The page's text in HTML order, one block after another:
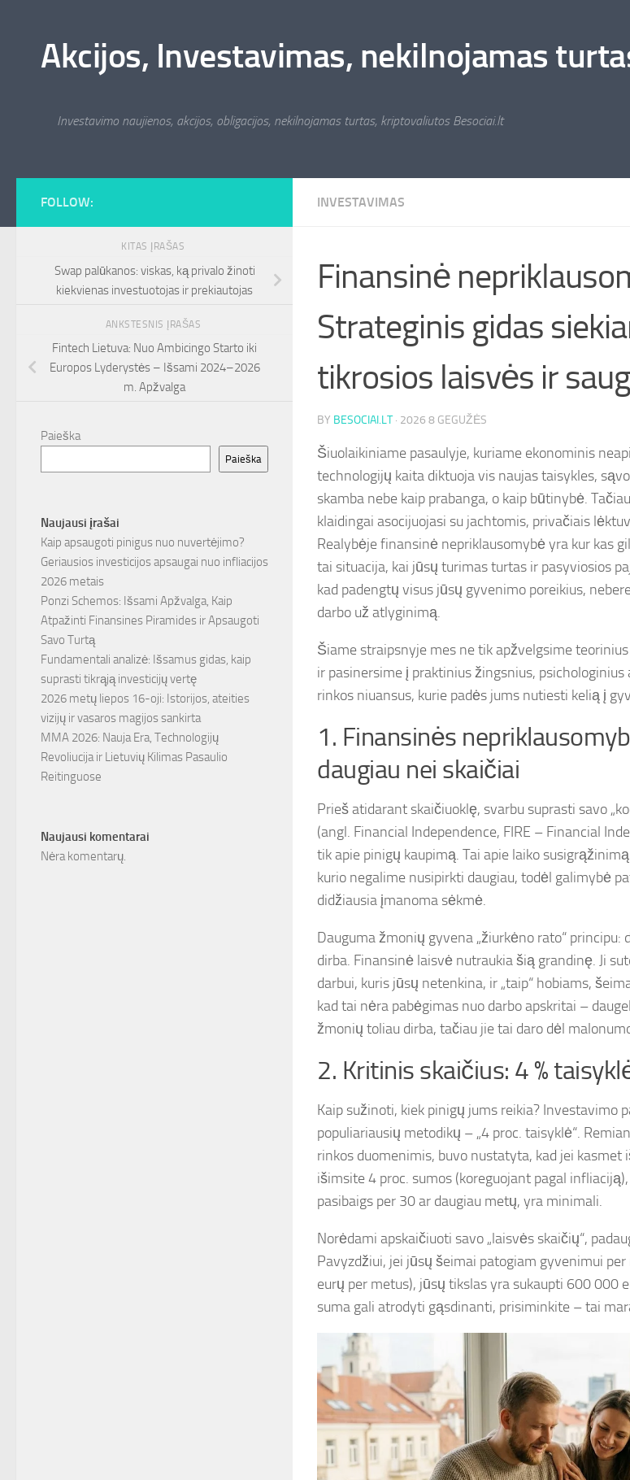
Akcijos, Investavimas, nekilnojamas
Investavimo naujienos, akcijos, obligacijos, nekilnojamas turtas, kriptovaliutos Besociai.lt
INVESTAVIMAS
Finansinė
Strateginis gidas
tikrosios laisvės ir
BY BESOCIAI.LT · 2026 8 GEGUŽĖS
Šiuolaikiniame pasaulyje, kuriame ekonominis
technologijų kaita diktuoja vis naujas taisykles,
skamba nebe kaip prabanga, o kaip būtinybė.
klaidingai asocijuojasi su jachtomis, privačiais
Realybėje finansinė nepriklausomybė yra kur kas
tai situacija, kai jūsų turimas turtas ir pasyviosios
kad padengtų visus jūsų gyvenimo poreikius,
darbo už atlyginimą.
Šiame straipsnyje mes ne tik apžvelgsime
ir pasinersime į praktinius žingsnius,
rinkos niuansus, kurie padės jums nutiesti kelią į
1. Finansinės
daugiau nei skaičiai
Prieš atidarant skaičiuoklę, svarbu suprasti savo
(angl. Financial Independence, FIRE – Financial
tik apie pinigų kaupimą. Tai apie laiko
kurio negalime nusipirkti daugiau, todėl galimybė
didžiausia įmanoma sėkmė.
Dauguma žmonių gyvena „žiurkėno rato“ principu:
dirba. Finansinė laisvė nutraukia šią grandinę. Ji
darbui, kuris jūsų netenkina, ir „taip“ hobiams,
kad tai nėra pabėgimas nuo darbo apskritai –
žmonių toliau dirba, tačiau jie tai daro dėl
2. Kritinis skaičius: 4 %
Kaip sužinoti, kiek pinigų jums reikia? Investavimo
populiariausių metodikų – „4 proc. taisyklė“.
rinkos duomenimis, buvo nustatyta, kad jei
išimsite 4 proc. sumos (koreguojant pagal
pasibaigs per 30 ar daugiau metų, yra minimali.
Norėdami apskaičiuoti savo „laisvės skaičių“,
Pavyzdžiui, jei jūsų šeimai patogiam gyvenimui
eurų per metus), jūsų tikslas yra sukaupti 600 000
suma gali atrodyti gąsdinanti, prisiminkite – tai
FOLLOW:
KITAS ĮRAŠAS
Swap palūkanos: viskas, ką privalo žinoti
kiekvienas investuotojas ir prekiautojas
ANKSTESNIS ĮRAŠAS
Fintech Lietuva: Nuo Ambicingo Starto iki
Europos Lyderystės – Išsami 2024–2026
m. Apžvalga
Paieška
Paieška
Naujausi įrašai
Kaip apsaugoti pinigus nuo nuvertėjimo?
Geriausios investicijos apsaugai nuo infliacijos
2026 metais
Ponzi Schemos: Išsami Apžvalga, Kaip
Atpažinti Finansines Piramides ir Apsaugoti
Savo Turtą
Fundamentali analizė: Išsamus gidas, kaip
suprasti tikrąją investicijų vertę
2026 metų liepos 16-oji: Istorijos, ateities
vizijų ir vasaros magijos sankirta
MMA 2026: Nauja Era, Technologijų
Revoliucija ir Lietuvių Kilimas Pasaulio
Reitinguose
Naujausi komentarai
Nėra komentarų.